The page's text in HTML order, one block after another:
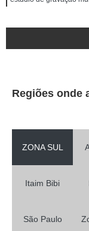
Regiões onde
ZONA SUL
Itaim Bibi
São Paulo